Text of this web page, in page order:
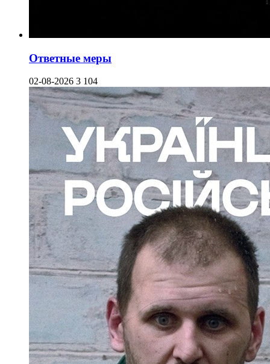
Ответные меры
02-08-2026 3 104